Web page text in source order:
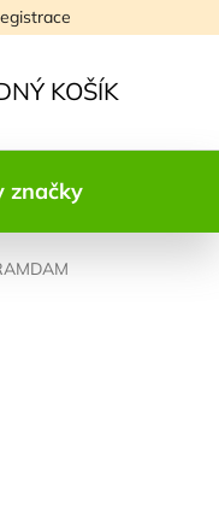
KOŠÍK
značky